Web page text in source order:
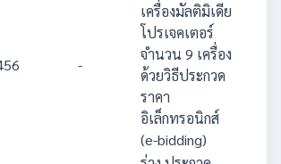
-
เครื่องมัลติมิเดีย
โปรเจคเตอร์
จำนวน 9 เครื่อง
ด้วยวิธีประกวด
ราคา
อิเล็กทรอนิกส์
(e-bidding)